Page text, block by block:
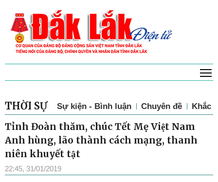
THỜI SỰ Sự kiện - Bình luận Chuyên đề Khắc
Tỉnh Đoàn thăm, chúc Tết Mẹ Việt Nam
Anh hùng, lão thành cách mạng, thanh
niên khuyết tật
22:45, 31/01/2019